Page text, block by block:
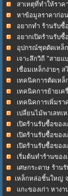
สาเหตุที่ทำให้ราค
หาข้อมูลราคาก่อน
อยากทำ ร้านรับซื้
อยากเปิดร้านรับซื้
อุปกรณ์ชุดตัดเหล็
เจาะลึกวิถี "สายแ
เชื่อมเหล็กง่ายๆ ส
เทคนิคการตัดเหล็
เทคนิคการย้ายเค
เทคนิคการเพิ่มรา
เปลี่ยนไม้พาเลทเ
เปิดร้านรับซื้อของ
เปิดร้านรับซื้อของ
เปิดร้านรับซื้อของ
เริ่มต้นทำร้านของ
เศษกระดาษ ร้าน
เหล็กหล่อชิ้นใหญ่
แกะของเก่า หาง